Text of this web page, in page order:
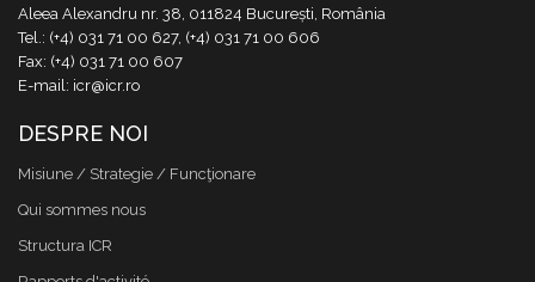
Aleea Alexandru nr. 38, 011824 București, România
Tel.: (+4) 031 71 00 627, (+4) 031 71 00 606
Fax: (+4) 031 71 00 607
E-mail: icr@icr.ro
DESPRE NOI
Misiune / Strategie / Funcţionare
Qui sommes nous
Structura ICR